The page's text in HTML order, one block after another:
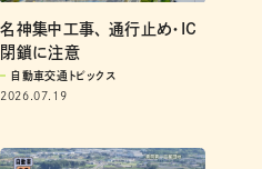
名神集中工事、 通行止め・IC
閉鎖に注意
自動車交通トピックス